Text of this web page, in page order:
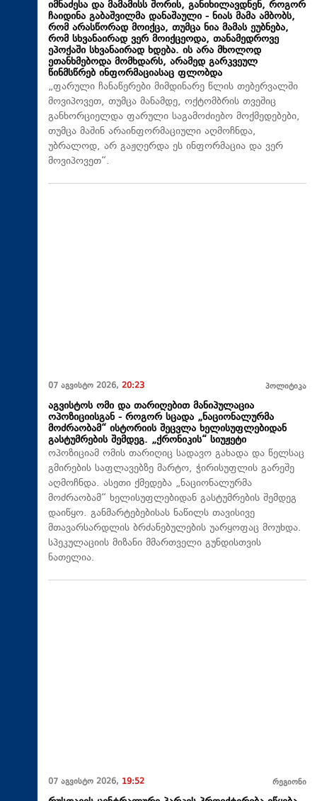
იმნაძესა და მამამისს შორის, განიხილავდნენ, როგორ
ჩაიდინა გაბაშვილმა დანაშაული - ნიას მამა ამბობს,
რომ არასწორად მოიქცა, თუმცა ნია მამას ეუბნება,
რომ სხვანაირად ვერ მოიქცეოდა, თანამედროვე
ეპოქაში სხვანაირად ხდება. ის არა მხოლოდ
ეთანხმებოდა მომხდარს, არამედ გარკვეულ
წინმსწრებ ინფორმაციასაც ფლობდა
„ფარული ჩანაწერები მიმდინარე წლის თებერვალში
მოვიპოვეთ, თუმცა მანამდე, ოქტომბრის თვეშიც
განხორციელდა ფარული საგამოძიებო მოქმედებები,
თუმცა მაშინ არაინფორმაციული აღმოჩნდა,
უბრალოდ, არ გაჟღერდა ეს ინფორმაცია და ვერ
მოვიპოვეთ“.
07 აგვისტო 2026, 20:23 პოლიტიკა
აგვისტოს ომი და თარიღებით მანიპულაცია
ოპოზიციისგან - როგორ სცადა „ნაციონალურმა
მოძრაობამ“ ისტორიის შეცვლა ხელისუფლებიდან
გასტუმრების შემდეგ. „ქრონიკის“ სიუჟეტი
ოპოზიციამ ომის თარიღიც სადავო გახადა და წელსაც
გმირების საფლავებზე მარტო, ჭირისუფლის გარეშე
აღმოჩნდა. ასეთი ქმედება „ნაციონალურმა
მოძრაობამ“ ხელისუფლებიდან გასტუმრების შემდეგ
დაიწყო. განმარტებებისას ნაწილს თავისივე
მთავარსარდლის ბრძანებულების უარყოფაც მოუხდა.
სპეკულაციის მიზანი მმართველი გუნდისთვის
ნათელია.
07 აგვისტო 2026, 19:52 რეგიონი